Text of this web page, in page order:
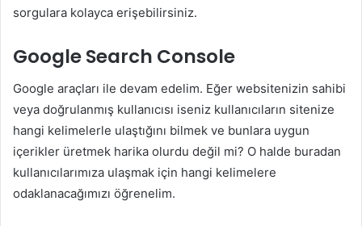
sorgulara kolayca erişebilirsiniz.
Google Search Console
Google araçları ile devam edelim. Eğer websitenizin sahibi
veya doğrulanmış kullanıcısı iseniz kullanıcıların sitenize
hangi kelimelerle ulaştığını bilmek ve bunlara uygun
içerikler üretmek harika olurdu değil mi? O halde buradan
kullanıcılarımıza ulaşmak için hangi kelimelere
odaklanacağımızı öğrenelim.